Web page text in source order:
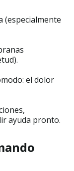
(especialmente
el dolor
ayuda pronto.